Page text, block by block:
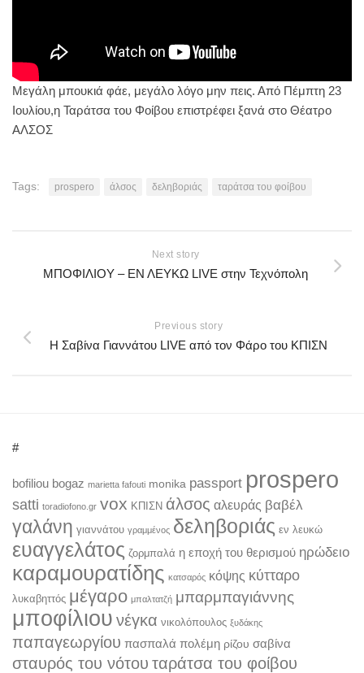
Μεγάλη μπουκιά φάε, μεγάλο λόγο μην πεις. Από Πέμπτη 23
Ιουλίου,η Ταράτσα του Φοίβου επιστρέφει ξανά στο Θέατρο
ΑΛΣΟΣ
Tags: prospero άλσος δεληβοριάς ταράτσα του φοίβου
Next story
ΜΠΟΦΙΛΙΟΥ – ΕΝ ΛΕΥΚΩ LIVE στην Τεχνόπολη
Previous story
Η Σαβίνα Γιαννάτου LIVE από τον Φάρο του ΚΠΙΣΝ
#
bofiliou bogaz marietta fafouti monika passport prospero
satti toradiofono.gr vox ΚΠΙΣΝ άλσος αλευράς βαβέλ
γαλάνη γιαννάτου γραμμένος δεληβοριάς εν λευκώ
ευαγγελάτος ζορμπαλά η εποχή του θερισμού ηρώδειο
καραμουρατίδης κατσαρός κόψης κύτταρο
λυκαβηττός μέγαρο μπαλτατζή μπαρμπαγιάννης
μποφίλιου νέγκα νικολόπουλος ξυδάκης
παπαγεωργίου πασπαλά πολέμη ρίζου σαβίνα
σταυρός του νότου ταράτσα του φοίβου